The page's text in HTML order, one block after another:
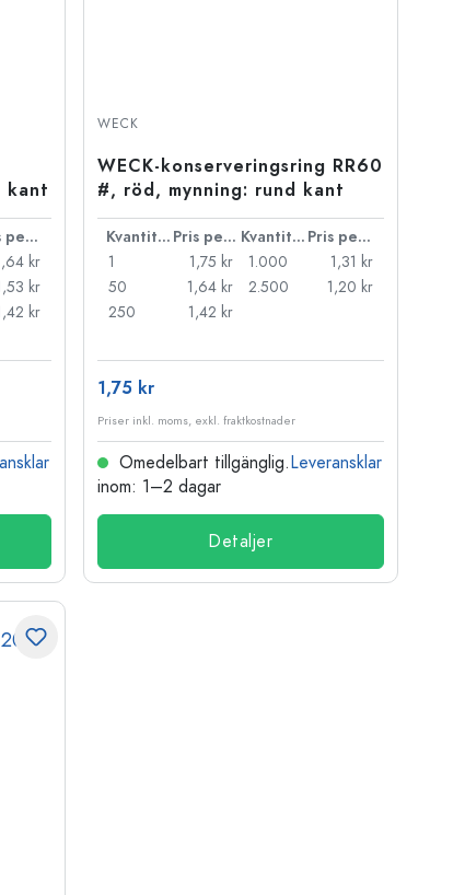
kant
Pris per styck
kr
kr
kr
WECK
WECK-konserveringsring RR60
#, röd, mynning: rund kant
Kvantitet Pris per styck Kvantitet
Pris per styck
1
1,75 kr
50
1,64 kr
250
1,42 kr
1.000
1,31 kr
2.500
1,20 kr
1,75 kr
Priser inkl. moms, exkl. fraktkostnader
Omedelbart tillgänglig.Leveransklar
inom: 1–2 dagar
Detaljer